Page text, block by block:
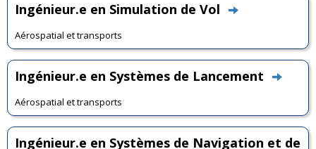
Ingénieur.e en Simulation de Vol
Aérospatial et transports
Ingénieur.e en Systèmes de Lancement
Aérospatial et transports
Ingénieur.e en Systèmes de Navigation et de